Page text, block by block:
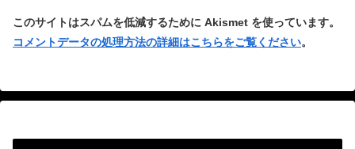
このサイトはスパムを低減するために Akismet を使っています。
コメントデータの処理方法の詳細はこちらをご覧ください。